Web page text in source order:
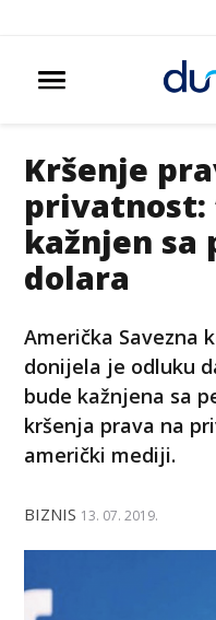
Kršenje
privatnost:
kažnjen
dolara
Američka Savezna
donijela je odluku
bude kažnjena sa
kršenja prava na
američki mediji.
BIZNIS 13. 07. 2019.